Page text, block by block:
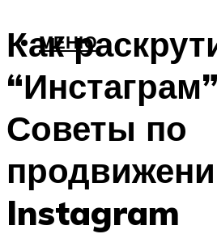
МЕНЮ
Как
Советы по
Instagram